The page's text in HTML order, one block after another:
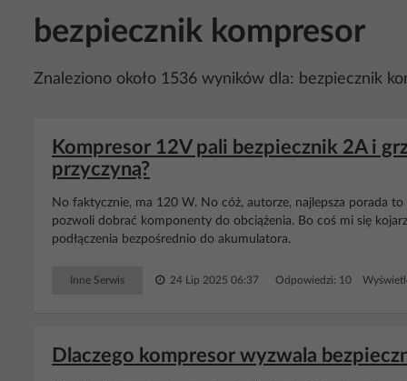
bezpiecznik kompresor
Znaleziono około 1536 wyników dla: bezpiecznik
Kompresor 12V pali bezpiecznik 2A i
przyczyną?
No faktycznie, ma 120 W. No cóż, autorze, najlepsza porada
pozwoli dobrać komponenty do obciążenia. Bo coś mi się
podłączenia bezpośrednio do akumulatora.
Inne Serwis 24 Lip 2025 06:37 Odpowiedzi: 10
Dlaczego kompresor wyzwala